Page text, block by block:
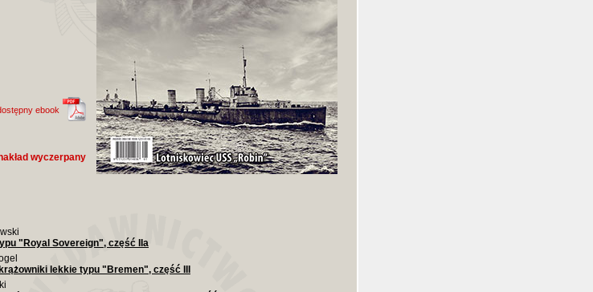
ebook
wyczerpany
"Royal Sovereign", część IIa
lekkie typu "Bremen", część III